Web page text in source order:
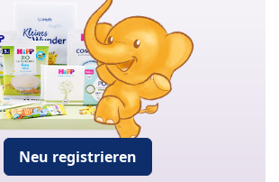
Neu registrieren